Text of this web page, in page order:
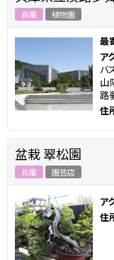
兵庫 植物園
最
ア
バ
山
路
住
盆栽 翠松園
兵庫 園芸店
ア
住